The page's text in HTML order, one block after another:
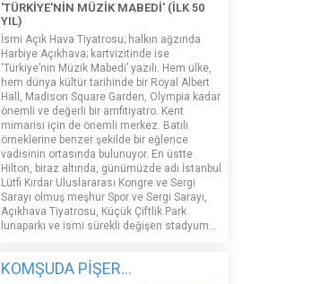
'TÜRKİYE'NİN MÜZİK MABEDİ' (İLK 50
YIL)
İsmi Açık Hava Tiyatrosu; halkın ağzında
Harbiye Açıkhava; kartvizitinde ise
‘Türkiye’nin Müzik Mabedi’ yazılı. Hem ülke,
hem dünya kültür tarihinde bir Royal Albert
Hall, Madison Square Garden, Olympia kadar
önemli ve değerli bir amfitiyatro. Kent
mimarisi için de önemli merkez. Batılı
örneklerine benzer şekilde bir eğlence
vadisinin ortasında bulunuyor. En üstte
Hilton, biraz altında, günümüzde adı İstanbul
Lütfi Kırdar Uluslararası Kongre ve Sergi
Sarayı olmuş meşhur Spor ve Sergi Sarayı,
Açıkhava Tiyatrosu, Küçük Çiftlik Park
lunaparkı ve ismi sürekli değişen stadyum…
KOMŞUDA PİŞER...